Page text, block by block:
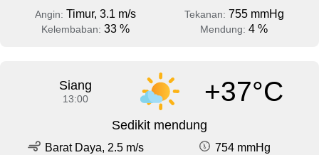
Angin: Timur, 3.1 m/s Tekanan: 755 mmHg
Kelembaban: 33 % Mendung: 4 %
Siang
13:00 +37°C
Sedikit mendung
Barat Daya, 2.5 m/s
754 mmHg